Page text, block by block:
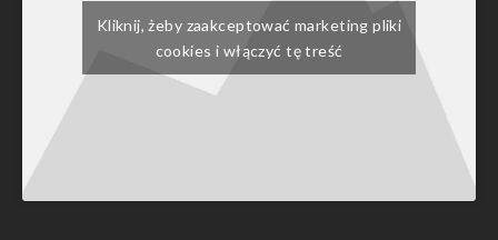
Kliknij, żeby zaakceptować marketing pliki
cookies i włączyć tę treść